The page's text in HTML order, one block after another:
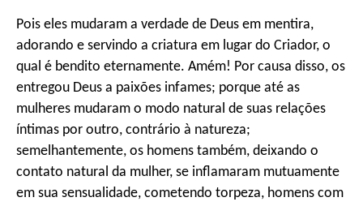
Pois eles mudaram a verdade de Deus em mentira,
adorando e servindo a criatura em lugar do Criador, o
qual é bendito eternamente. Amém! Por causa disso, os
entregou Deus a paixões infames; porque até as
mulheres mudaram o modo natural de suas relações
íntimas por outro, contrário à natureza;
semelhantemente, os homens também, deixando o
contato natural da mulher, se inflamaram mutuamente
em sua sensualidade, cometendo torpeza, homens com